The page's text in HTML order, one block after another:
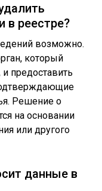
в реестре?
возможно.
который
предоставить
Решение о
на основании
или другого
данные в